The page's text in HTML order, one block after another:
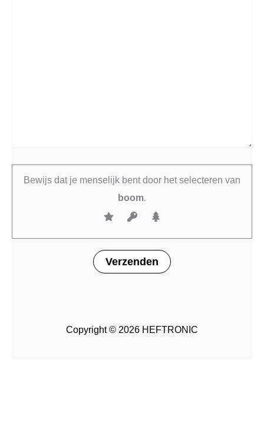
Bewijs dat je menselijk bent door het selecteren van
boom.
Copyright © 2026 HEFTRONIC